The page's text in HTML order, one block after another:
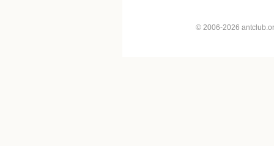
© 2006-2026